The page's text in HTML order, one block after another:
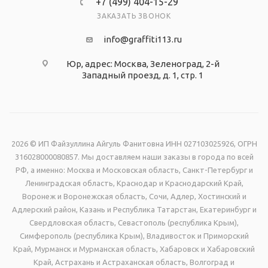
прозрачного материала - ПЭТ.
ЗАКАЗАТЬ ЗВОНОК
info@graffiti113.ru
Юр, адрес: Москва, Зеленоград, 2-й
Западный проезд, д. 1, стр. 1
2026 © ИП Файзуллина Айгуль Фанитовна ИНН 027103025926, ОГРН
316028000080857. Мы доставляем наши заказы в города по всей
РФ, а именно: Москва и Московская область, Санкт-Петербург и
Ленинградская область, Краснодар и Краснодарский Край,
Воронеж и Воронежская область, Сочи, Адлер, Хостинский и
Адлерский район, Казань и Республика Татарстан, Екатеринбург и
Свердловская область, Севастополь (республика Крым),
Симферополь (республика Крым), Владивосток и Приморский
Край, Мурманск и Мурманская область, Хабаровск и Хабаровский
Край, Астрахань и Астраханская область, Волгоград и